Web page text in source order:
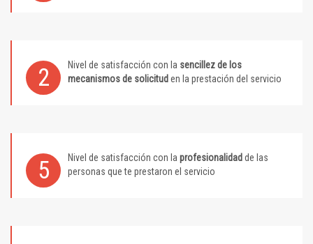
2 Nivel de satisfacción con la sencillez de los
mecanismos de solicitud en la prestación del servicio
5 Nivel de satisfacción con la profesionalidad de las
personas que te prestaron el servicio